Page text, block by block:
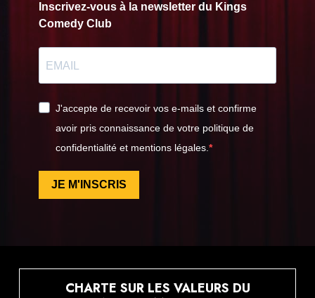
Inscrivez-vous à la newsletter du Kings
Comedy Club
J'accepte de recevoir vos e-mails et confirme
avoir pris connaissance de votre politique de
confidentialité et mentions légales.
JE M'INSCRIS
CHARTE SUR LES VALEURS DU